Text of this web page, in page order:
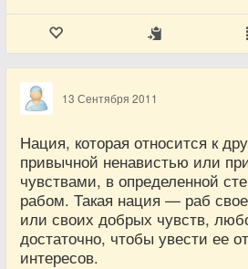
13 Сентября 2011
Нация, которая относится к
привычной ненавистью или
чувствами, в определенной
рабом. Такая нация — раб
или своих добрых чувств,
достаточно, чтобы увести ее
интересов.